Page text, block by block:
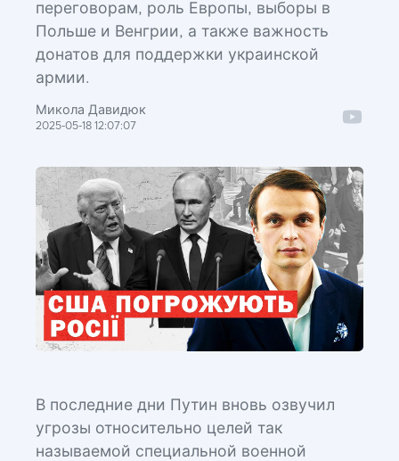
переговорам, роль Европы, выборы в
Польше и Венгрии, а также важность
донатов для поддержки украинской
армии.
Микола Давидюк
2025-05-18 12:07:07
В последние дни Путин вновь озвучил
угрозы относительно целей так
называемой специальной военной